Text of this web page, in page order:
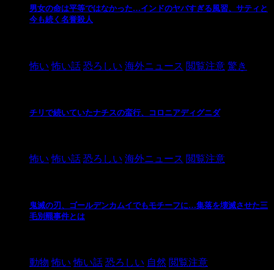
男女の命は平等ではなかった…インドのヤバすぎる風習、サティと
今も続く名誉殺人
怖い 怖い話 恐ろしい 海外ニュース 閲覧注意 驚き
チリで続いていたナチスの蛮行、コロニアディグニダ
怖い 怖い話 恐ろしい 海外ニュース 閲覧注意
鬼滅の刃、ゴールデンカムイでもモチーフに…集落を壊滅させた三
毛別羆事件とは
動物 怖い 怖い話 恐ろしい 自然 閲覧注意